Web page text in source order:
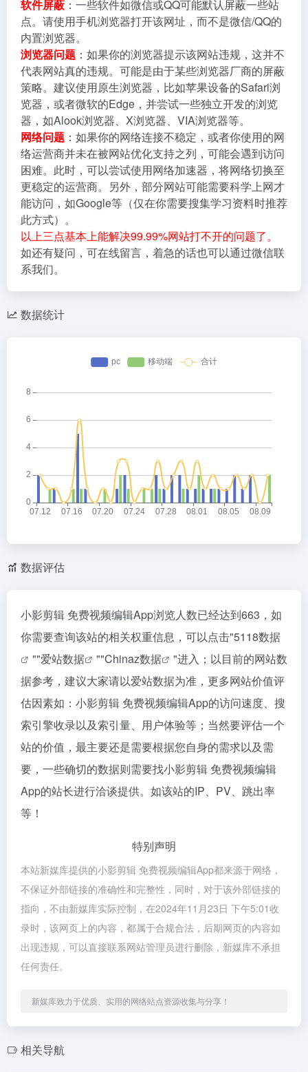
软件屏蔽 ：一些软件如微信或QQ可能默认屏蔽一些站
点。请使用手机浏览器打开该网址，而不是微信/QQ的
内置浏览器。
浏览器问题 ：如果你的浏览器提示该网站违规，这并不
代表网站真的违规。可能是由于某些浏览器厂商的屏蔽
策略。建议使用原生浏览器，比如苹果设备的Safari浏
览器，或者微软的Edge，并尝试一些独立开发的浏览
器，如Alook浏览器、X浏览器、VIA浏览器等。
网络问题 ：如果你的网络连接不稳定，或者你使用的网
络运营商并未在被网站优化支持之列，可能会遇到访问
困难。此时，可以尝试使用网络加速器，将网络切换至
更稳定的运营商。另外，部分网站可能需要科学上网才
能访问，如Google等（仅在你需要搜集学习资料时推荐
此方式）。
以上三点基本上能解决99.99%网站打不开的问题了。
如还有疑问，可在线留言，着急的话也可以通过微信联
系我们。
数据统计
数据评估
小影剪辑 免费视频编辑App浏览人数已经达到663，如
你需要查询该站的相关权重信息，可以点击"5118数据
""爱站数据 ""Chinaz数据
"进入；以目前的网站数
据参考，建议大家请以爱站数据为准，更多网站价值评
估因素如：小影剪辑 免费视频编辑App的访问速度、搜
索引擎收录以及索引量、用户体验等；当然要评估一个
站的价值，最主要还是需要根据您自身的需求以及需
要，一些确切的数据则需要找小影剪辑 免费视频编辑
App的站长进行洽谈提供。如该站的IP、PV、跳出率
等！
特别声明
本站新媒库提供的小影剪辑 免费视频编辑App都来源于网络，
不保证外部链接的准确性和完整性，同时，对于该外部链接的
指向，不由新媒库实际控制，在2024年11月23日 下午5:01收
录时，该网页上的内容，都属于合规合法，后期网页的内容如
出现违规，可以直接联系网站管理员进行删除，新媒库不承担
任何责任。
新媒库致力于优质、实用的网络站点资源收集与分享！
相关导航